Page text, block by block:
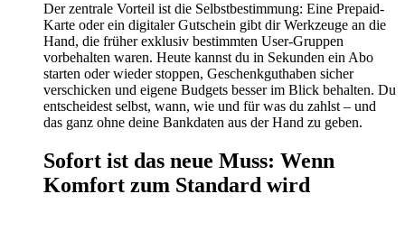
Der zentrale Vorteil ist die Selbstbestimmung: Eine Prepaid-
Karte oder ein digitaler Gutschein gibt dir Werkzeuge an die
Hand, die früher exklusiv bestimmten User-Gruppen
vorbehalten waren. Heute kannst du in Sekunden ein Abo
starten oder wieder stoppen, Geschenkguthaben sicher
verschicken und eigene Budgets besser im Blick behalten. Du
entscheidest selbst, wann, wie und für was du zahlst – und
das ganz ohne deine Bankdaten aus der Hand zu geben.
Sofort ist das neue Muss: Wenn
Komfort zum Standard wird